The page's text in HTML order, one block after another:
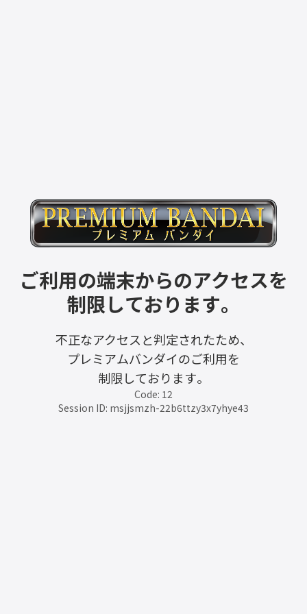
ご利用の端末からのアクセスを
制限しております。
不正なアクセスと判定されたため、
プレミアムバンダイのご利用を
制限しております。
Code: 12
Session ID: msjjsmzh-22b6ttzy3x7yhye43